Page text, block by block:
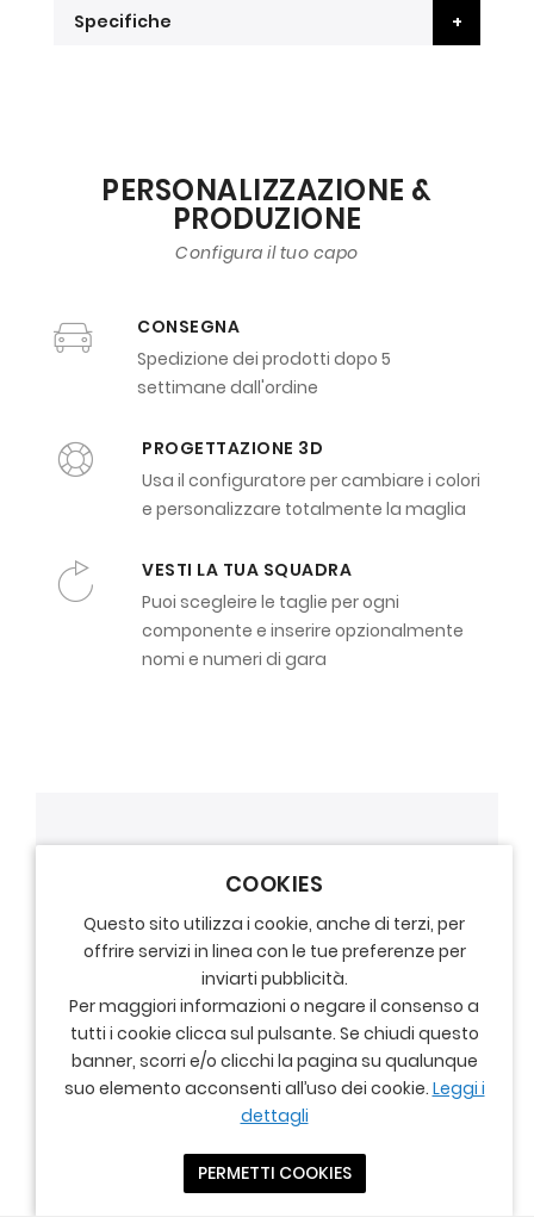
COOKIES
Questo sito utilizza i cookie, anche di terzi, per
offrire servizi in linea con le tue preferenze per
inviarti pubblicità.
Per maggiori informazioni o negare il consenso a
tutti i cookie clicca sul pulsante. Se chiudi questo
banner, scorri e/o clicchi la pagina su qualunque
suo elemento acconsenti all’uso dei cookie. Leggi i
dettagli
PERMETTI COOKIES
Specifiche
PERSONALIZZAZIONE &
PRODUZIONE
Configura il tuo capo
CONSEGNA
Spedizione dei prodotti dopo 5
settimane dall'ordine
PROGETTAZIONE 3D
Usa il configuratore per cambiare i colori
e personalizzare totalmente la maglia
VESTI LA TUA SQUADRA
Puoi scegleire le taglie per ogni
componente e inserire opzionalmente
nomi e numeri di gara